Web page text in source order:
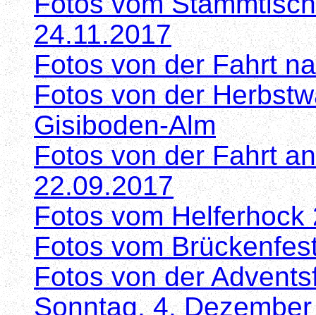
24.11.2017
Fotos von der Fahrt
Fotos von der
Gisiboden-Alm
Fotos von der Fahrt
22.09.2017
Fotos vom Helferhock
Fotos vom
Fotos von der
Sonntag, 4.